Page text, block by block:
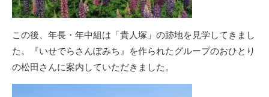
この後、年長・年中組は「貴人塚」の跡地を見学してきまし
た。『いせでらさんぽみち』を作られたグループのおひとり
の松田さんに案内していただきました。